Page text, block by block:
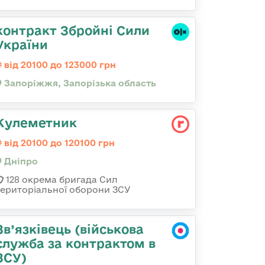
Збройні Сили
від 20100 до 123000 грн
Запоріжжя, Запорізька область
від 20100 до 120100 грн
Дніпро
128 окрема бригада Сил
оборони ЗСУ
(військова
за контрактом в